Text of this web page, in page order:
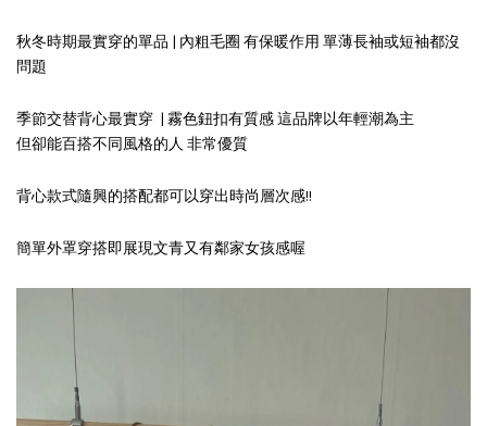
秋冬時期最實穿的單品 | 內粗毛圈 有保暖作用 單薄長袖或短袖都沒
問題
季節交替背心最實穿 | 霧色鈕扣有質感 這品牌以年輕潮為主
但卻能百搭不同風格的人 非常優質
背心款式隨興的搭配都可以穿出時尚層次感!!
簡單外罩穿搭即展現文青又有鄰家女孩感喔